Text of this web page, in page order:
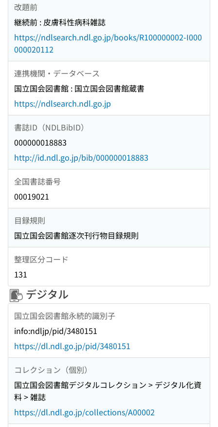
改題前
継続前 : 皮膚科性病科雑誌
https://ndlsearch.ndl.go.jp/books/R100000002-I000
000020112
連携機関・データベース
国立国会図書館 : 国立国会図書館蔵書
https://ndlsearch.ndl.go.jp
書誌ID（NDLBibID）
000000018883
http://id.ndl.go.jp/bib/000000018883
全国書誌番号
00019021
目録規則
国立国会図書館逐次刊行物目録規則
整理区分コード
131
デジタル
国立国会図書館永続的識別子
info:ndljp/pid/3480151
https://dl.ndl.go.jp/pid/3480151
コレクション（個別）
国立国会図書館デジタルコレクション > デジタル化資
料 > 雑誌
https://dl.ndl.go.jp/collections/A00002